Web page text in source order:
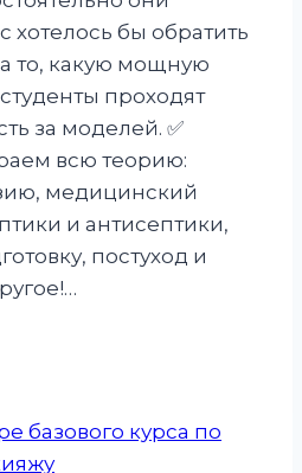
хотелось бы обратить
то, какую мощную
проходят
за моделей. ✅️
всю теорию:
медицинский
и антисептики,
постуход и